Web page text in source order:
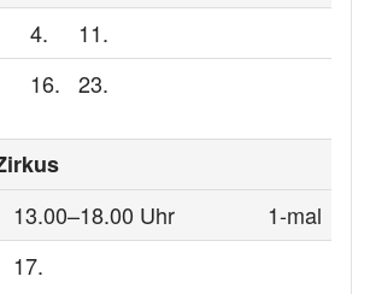
4.
11.
16. 23.
13.00–18.00 Uhr
1-mal
17.